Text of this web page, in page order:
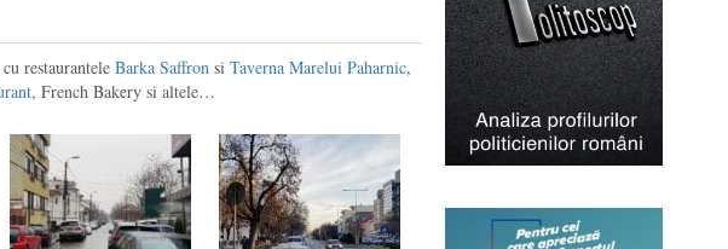
restaurantele Barka Saffronsi Taverna Marelui Paharnic,
, French Bakery si altele…